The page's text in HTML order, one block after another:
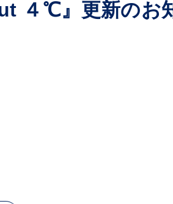
４℃』更新のお